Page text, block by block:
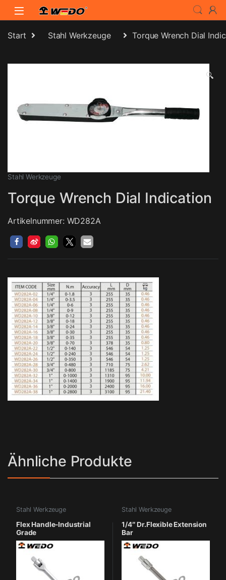
Skip to navigation
Skip to content
Start Stahl Werkzeuge Torque Wrench Dial
🔍
Stahl Werkzeuge
Torque Wrench Dial Indication
Artikelnummer: WD282A
Ähnliche Produkte
Stahl Werkzeuge
Flex Handle-Industrial
Grade
Stahl Werkzeuge
1/4″ Dr.Flexible Extension
Bar